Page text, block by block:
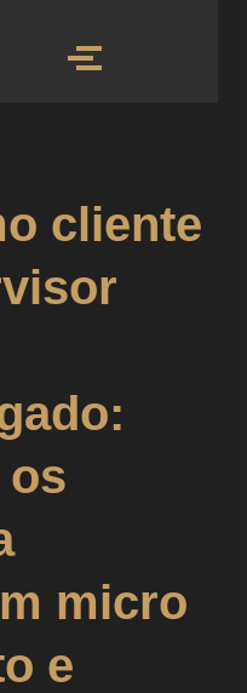
cliente
micro
e